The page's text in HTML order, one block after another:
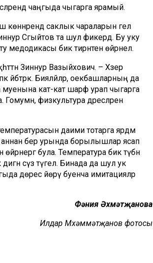
чаңгыда чыгарга ярамый.
көннәрендә саклык чараларын гел
Сәгыйтов та шул фикердә. Бу уку
медодикасы бик тирәнтен өйрәнелә.
Зиннур Вазыйхович. – Хәзер
Бияләйләр, оекбашларның да
муенына кат-кат шарф урап чыгарга
физкультура дәресләренә
даими тотарга ярдәм
аннан бер урында борылышлар ясап
була. Температура бик түбән
дигән сүз түгел. Бинада да шул ук
дөрес йөрү буенча имитацияләр
Фәния Әхмәтҗанова
Илдар Мөхәммәтҗанов фотосы